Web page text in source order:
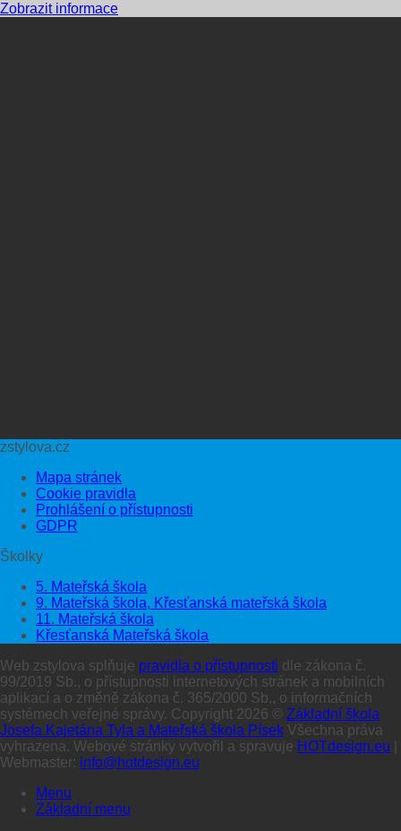
Zobrazit informace
zstylova.cz
Mapa stránek
Cookie pravidla
Prohlášení o přístupnosti
GDPR
Školky
5. Mateřská škola
9. Mateřská škola, Křesťanská mateřská škola
11. Mateřská škola
Křesťanská Mateřská škola
Web zstylova splňuje pravidla o přístupnosti dle zákona č.
99/2019 Sb., o přístupnosti internetových stránek a mobilních
aplikací a o změně zákona č. 365/2000 Sb., o informačních
systémech veřejné správy. Copyright 2026 © Základní škola
Josefa Kajetána Tyla a Mateřská škola Písek Všechna práva
vyhrazena. Webové stránky vytvořil a spravuje HOTdesign.eu
Webmaster: info@hotdesign.eu
Menu
Základní menu